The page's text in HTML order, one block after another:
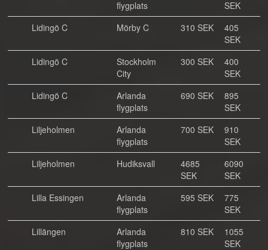
flygplats
SEK
Lidingö C
Mörby C 310 SEK
405
SEK
Lidingö C
Stockholm
City
300 SEK
400
SEK
Lidingö C
Arlanda
flygplats
690 SEK
895
SEK
Liljeholmen
Arlanda
flygplats
700 SEK
910
SEK
Liljeholmen
Hudiksvall
4685
SEK
6090
SEK
Lilla Essingen
Arlanda
flygplats
595 SEK
775
SEK
Lillängen
Arlanda
flygplats
810 SEK
1055
SEK